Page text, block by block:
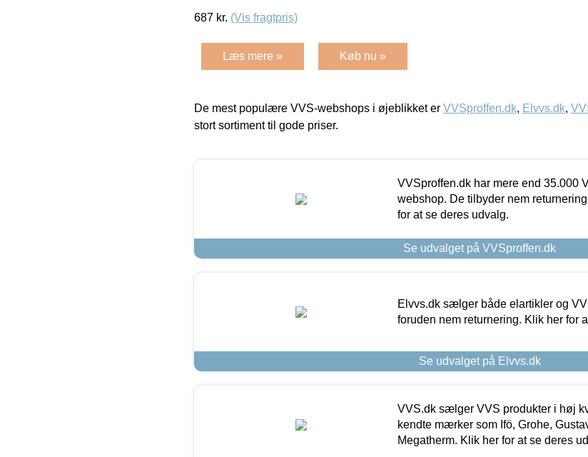
687 kr. (Vis fragtpris)
Læs mere » Køb nu »
De mest populære VVS-webshops i øjeblikket er VVSproffen.dk, Elvvs.dk,
stort sortiment til gode priser.
VVSproffen.dk har mere end 35.000
webshop. De tilbyder nem
for at se deres udvalg.
Se udvalget på VVSproffen.dk
Elvvs.dk sælger både elartikler og
foruden nem returnering. Klik her for
Se udvalget på Elvvs.dk
VVS.dk sælger VVS produkter i høj
kendte mærker som Ifö, Grohe,
Megatherm. Klik her for at se deres